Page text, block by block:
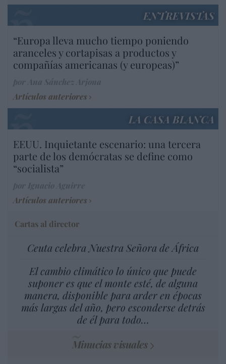
ENTREVISTAS
“Europa lleva mucho tiempo poniendo
aranceles y cortapisas a productos y
compañías americanas (y europeas)”
Artículos anteriores
LA CASA BLANCA
EEUU. Inquietante escenario: una tercera
parte de los demócratas se define como
“socialista”
Artículos anteriores
Cartas al director
Ceuta celebra Nuestra Señora de África
El cambio climático lo único que puede
suponer es que el monte esté, de alguna
manera, disponible para arder en épocas
más largas del año, pero esconderse detrás
de él para todo…
Minucias visuales